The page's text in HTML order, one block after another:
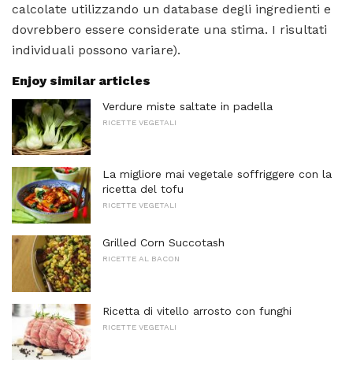
calcolate utilizzando un database degli ingredienti e
dovrebbero essere considerate una stima. I risultati
individuali possono variare).
Enjoy similar articles
Verdure miste saltate in padella
RICETTE VEGETALI
La migliore mai vegetale soffriggere con la
ricetta del tofu
RICETTE VEGETALI
Grilled Corn Succotash
RICETTE AL BACON
Ricetta di vitello arrosto con funghi
RICETTE VEGETALI